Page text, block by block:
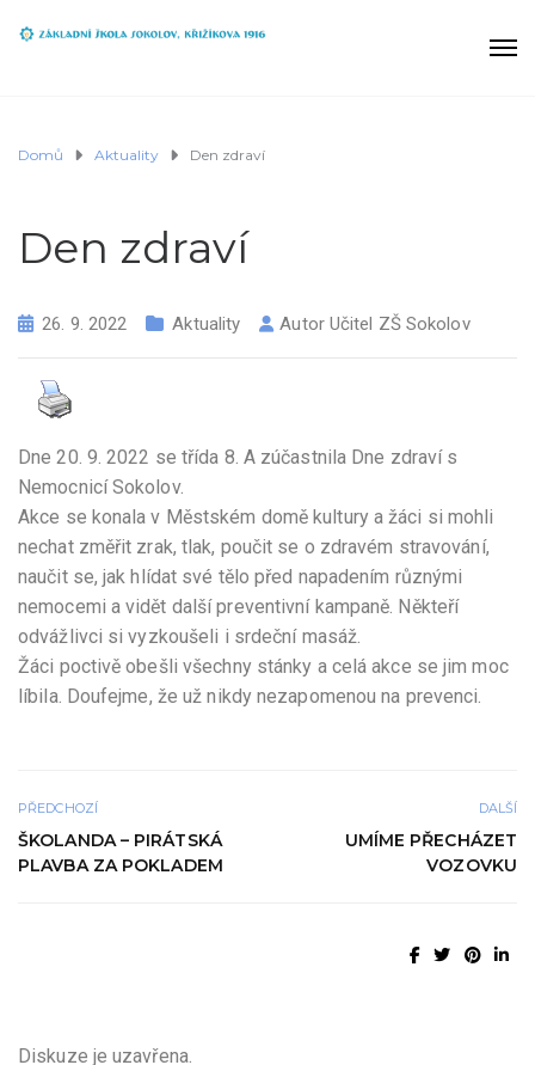
Domů Aktuality Den zdraví
Den zdraví
26. 9. 2022 Aktuality Autor Učitel ZŠ Sokolov
Dne 20. 9. 2022 se třída 8. A zúčastnila Dne zdraví s
Nemocnicí Sokolov.
Akce se konala v Městském domě kultury a žáci si mohli
nechat změřit zrak, tlak, poučit se o zdravém stravování,
naučit se, jak hlídat své tělo před napadením různými
nemocemi a vidět další preventivní kampaně. Někteří
odvážlivci si vyzkoušeli i srdeční masáž.
Žáci poctivě obešli všechny stánky a celá akce se jim moc
líbila. Doufejme, že už nikdy nezapomenou na prevenci.
PŘEDCHOZÍ
ŠKOLANDA – PIRÁTSKÁ
PLAVBA ZA POKLADEM
DALŠÍ
UMÍME PŘECHÁZET
VOZOVKU
Diskuze je uzavřena.